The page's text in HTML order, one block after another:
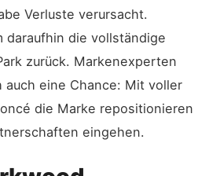
Verluste verursacht.
daraufhin die vollständige
zurück. Markenexperten
auch eine Chance: Mit voller
die Marke repositionieren
eingehen.